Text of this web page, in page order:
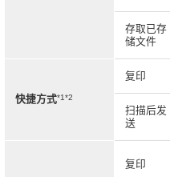
存取已存
储文件
快捷方式*1*2
复印
扫描后发
送
复印